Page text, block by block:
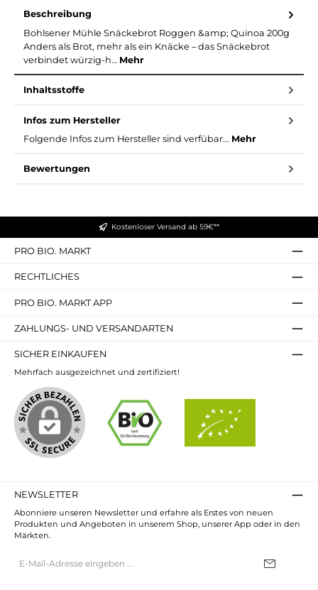
Beschreibung
Bohlsener Mühle Snäckebrot Roggen &amp; Quinoa 200g
Anders als Brot, mehr als ein Knäcke – das Snäckebrot
verbindet würzig-h… Mehr
Inhaltsstoffe
Infos zum Hersteller
Folgende Infos zum Hersteller sind verfübar... Mehr
Bewertungen
Kostenloser Versand ab 59€**
PRO BIO. MARKT
RECHTLICHES
PRO BIO. MARKT APP
ZAHLUNGS- UND VERSANDARTEN
SICHER EINKAUFEN
Mehrfach ausgezeichnet und zertifiziert!
NEWSLETTER
Abonniere unseren Newsletter und erfahre als Erstes von neuen
Produkten und Angeboten in unserem Shop, unserer App oder in den
Märkten.
Mail-